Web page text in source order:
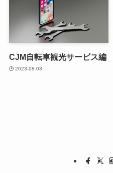
CJM自転車観光サービス編
2023-08-03